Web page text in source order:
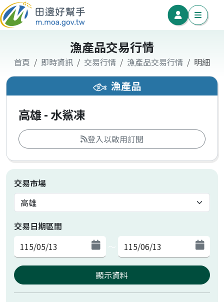
漁產品交易行情
首頁 即時資訊 交易行情 漁產品交易行情 明細
漁產品
高雄 - 水鯊凍
登入以啟用訂閱
交易市場
交易日期區間
～
顯示資料